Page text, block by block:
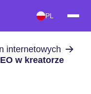
PL
internetowych
w kreatorze